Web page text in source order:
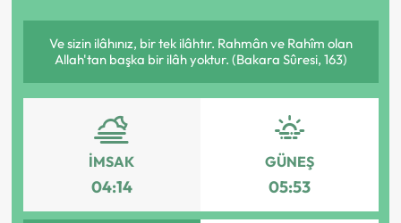
Ve sizin ilâhınız, bir tek ilâhtır. Rahmân ve Rahîm olan
Allah'tan başka bir ilâh yoktur. (Bakara Sûresi, 163)
İMSAK
04:14
GÜNEŞ
05:53